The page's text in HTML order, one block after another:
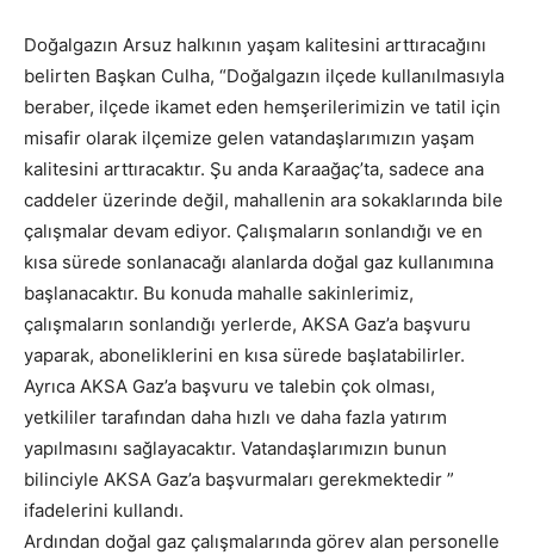
Doğalgazın Arsuz halkının yaşam kalitesini arttıracağını
belirten Başkan Culha, “Doğalgazın ilçede kullanılmasıyla
beraber, ilçede ikamet eden hemşerilerimizin ve tatil için
misafir olarak ilçemize gelen vatandaşlarımızın yaşam
kalitesini arttıracaktır. Şu anda Karaağaç’ta, sadece ana
caddeler üzerinde değil, mahallenin ara sokaklarında bile
çalışmalar devam ediyor. Çalışmaların sonlandığı ve en
kısa sürede sonlanacağı alanlarda doğal gaz kullanımına
başlanacaktır. Bu konuda mahalle sakinlerimiz,
çalışmaların sonlandığı yerlerde, AKSA Gaz’a başvuru
yaparak, aboneliklerini en kısa sürede başlatabilirler.
Ayrıca AKSA Gaz’a başvuru ve talebin çok olması,
yetkililer tarafından daha hızlı ve daha fazla yatırım
yapılmasını sağlayacaktır. Vatandaşlarımızın bunun
bilinciyle AKSA Gaz’a başvurmaları gerekmektedir ”
ifadelerini kullandı.
Ardından doğal gaz çalışmalarında görev alan personelle